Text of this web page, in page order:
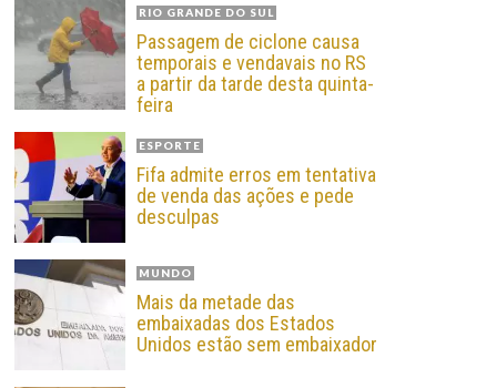
RIO GRANDE DO SUL
Passagem de ciclone causa
temporais e vendavais no RS
a partir da tarde desta quinta-
feira
ESPORTE
Fifa admite erros em tentativa
de venda das ações e pede
desculpas
MUNDO
Mais da metade das
embaixadas dos Estados
Unidos estão sem embaixador